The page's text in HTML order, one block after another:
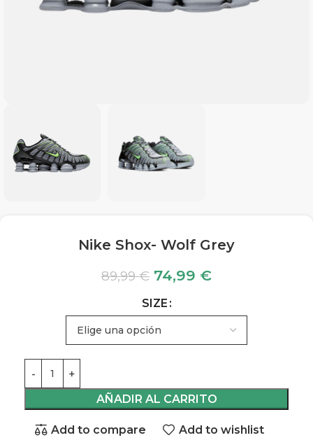
Nike Shox- Wolf Grey
89,99€ 74,99 €
SIZE
AÑADIR AL CARRITO
Add to compare Add to wishlist